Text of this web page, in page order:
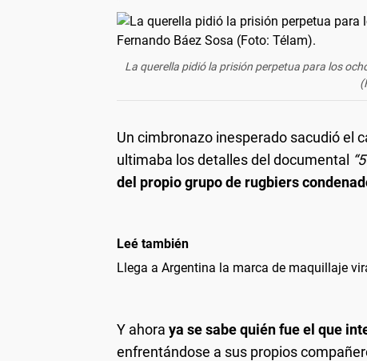
La querella pidió la prisión perpetua para los
Un cimbronazo inesperado sacudió el
ultimaba los detalles del documental
del propio grupo de rugbiers
Leé también
Llega a Argentina la marca de maquillaje
Y ahora ya se sabe quién fue el que
enfrentándose a sus propios